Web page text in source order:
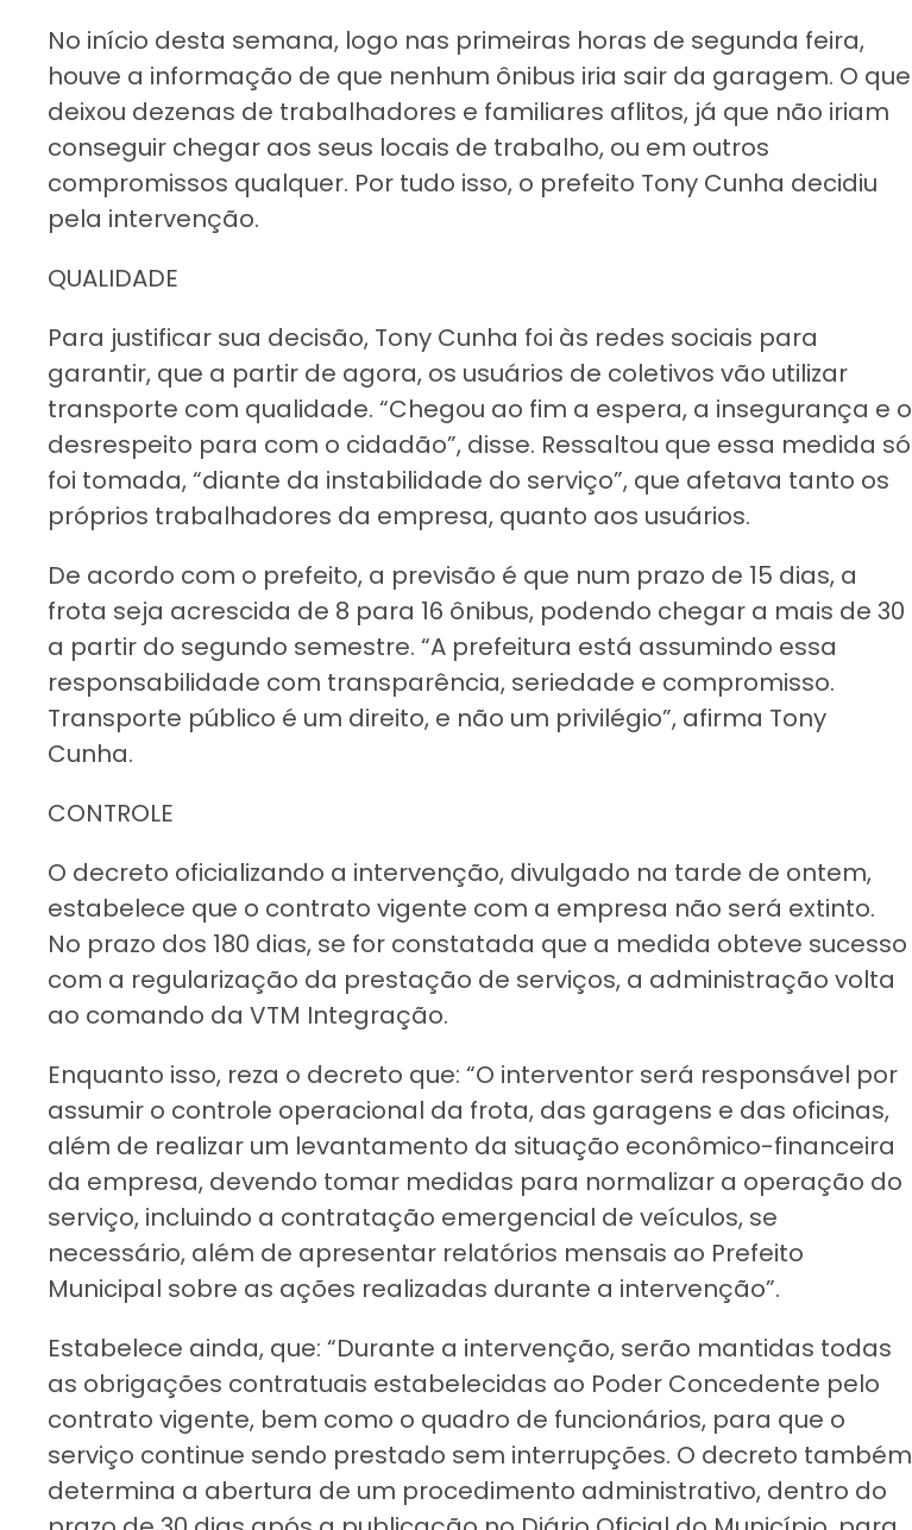
No início desta semana, logo nas primeiras horas de segunda feira,
houve a informação de que nenhum ônibus iria sair da garagem. O que
deixou dezenas de trabalhadores e familiares aflitos, já que não iriam
conseguir chegar aos seus locais de trabalho, ou em outros
compromissos qualquer. Por tudo isso, o prefeito Tony Cunha decidiu
pela intervenção.
QUALIDADE
Para justificar sua decisão, Tony Cunha foi às redes sociais para
garantir, que a partir de agora, os usuários de coletivos vão utilizar
transporte com qualidade. “Chegou ao fim a espera, a insegurança e o
desrespeito para com o cidadão”, disse. Ressaltou que essa medida só
foi tomada, “diante da instabilidade do serviço”, que afetava tanto os
próprios trabalhadores da empresa, quanto aos usuários.
De acordo com o prefeito, a previsão é que num prazo de 15 dias, a
frota seja acrescida de 8 para 16 ônibus, podendo chegar a mais de 30
a partir do segundo semestre. “A prefeitura está assumindo essa
responsabilidade com transparência, seriedade e compromisso.
Transporte público é um direito, e não um privilégio”, afirma Tony
Cunha.
CONTROLE
O decreto oficializando a intervenção, divulgado na tarde de ontem,
estabelece que o contrato vigente com a empresa não será extinto.
No prazo dos 180 dias, se for constatada que a medida obteve sucesso
com a regularização da prestação de serviços, a administração volta
ao comando da VTM Integração.
Enquanto isso, reza o decreto que: “O interventor será responsável por
assumir o controle operacional da frota, das garagens e das oficinas,
além de realizar um levantamento da situação econômico-financeira
da empresa, devendo tomar medidas para normalizar a operação do
serviço, incluindo a contratação emergencial de veículos, se
necessário, além de apresentar relatórios mensais ao Prefeito
Municipal sobre as ações realizadas durante a intervenção”.
Estabelece ainda, que: “Durante a intervenção, serão mantidas todas
as obrigações contratuais estabelecidas ao Poder Concedente pelo
contrato vigente, bem como o quadro de funcionários, para que o
serviço continue sendo prestado sem interrupções. O decreto também
determina a abertura de um procedimento administrativo, dentro do